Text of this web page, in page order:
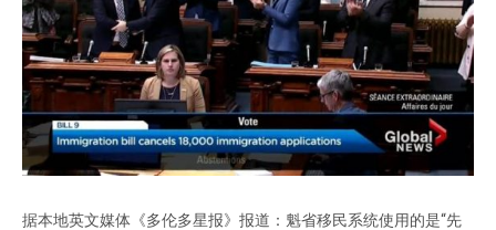
据本地英文媒体《多伦多星报》报道：魁省移民系统使用的是“先